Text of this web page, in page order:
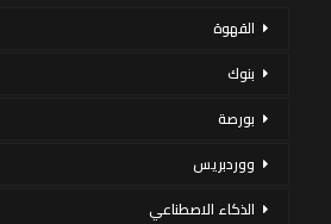
القهوة
بنوك
بورصة
ووردبريس
الذكاء الاصطناعي